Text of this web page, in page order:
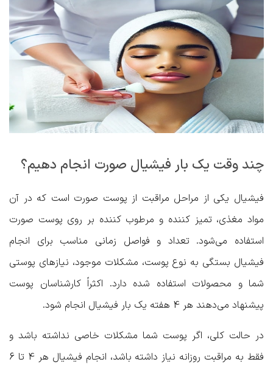
چند وقت یک بار فیشیال صورت انجام دهیم؟
فیشیال یکی از مراحل مراقبت از پوست صورت است که در آن
مواد مغذی، تمیز کننده و مرطوب کننده بر روی پوست صورت
استفاده می‌شود. تعداد و فواصل زمانی مناسب برای انجام
فیشیال بستگی به نوع پوست، مشکلات موجود، نیازهای پوستی
شما و محصولات استفاده شده دارد. اکثراً کارشناسان پوست
پیشنهاد می‌دهند هر 4 هفته یک بار فیشیال انجام شود.
در حالت کلی، اگر پوست شما مشکلات خاصی نداشته باشد و
فقط به مراقبت روزانه نیاز داشته باشد، انجام فیشیال هر 4 تا 6